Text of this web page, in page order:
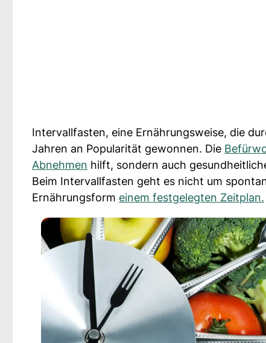
Intervallfasten, eine Ernährungsweise, die
Jahren an Popularität gewonnen. Die
Abnehmen hilft, sondern auch
Beim Intervallfasten geht es nicht um
Ernährungsform einem festgelegten Zeitplan.